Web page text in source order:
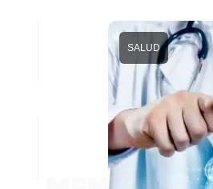
SALUD